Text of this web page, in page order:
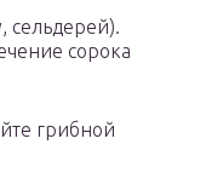
сельдерей).
сорока
грибной